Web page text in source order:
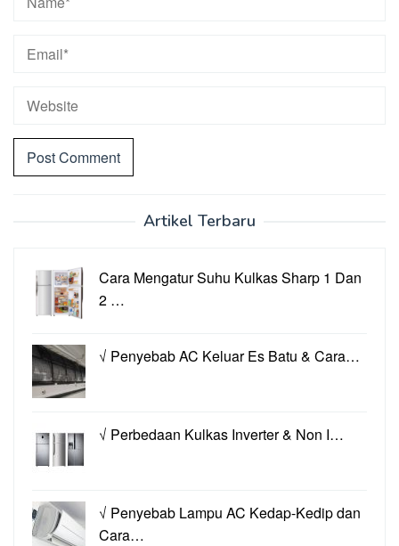
Artikel Terbaru
Cara Mengatur Suhu Kulkas Sharp 1 Dan
2 …
√ Penyebab AC Keluar Es Batu & Cara…
√ Perbedaan Kulkas Inverter & Non I…
√ Penyebab Lampu AC Kedap-Kedip dan
Cara…